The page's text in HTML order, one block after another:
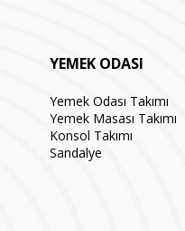
YEMEK ODASI
Yemek Odası Takımı
Yemek Masası Takımı
Konsol Takımı
Sandalye